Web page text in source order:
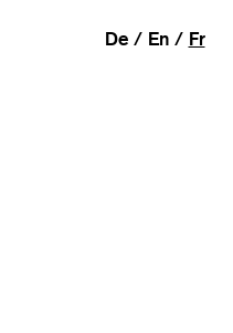
De En Fr